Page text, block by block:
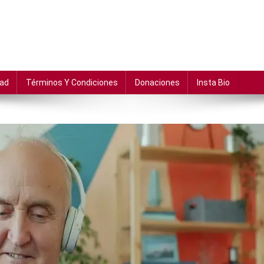
Términos Y Condiciones Donaciones Insta Bio